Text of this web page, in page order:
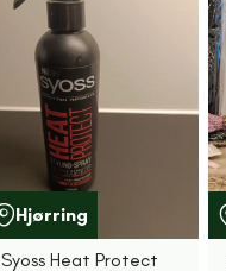
Hjørring
Syoss Heat Protect